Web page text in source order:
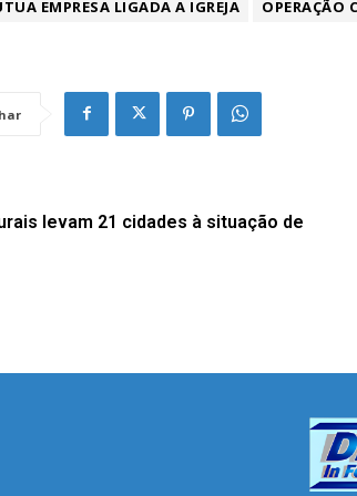
EMPRESA LIGADA A IGREJA
OPERAÇÃO
levam 21 cidades à situação de